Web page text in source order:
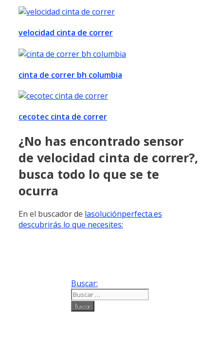
velocidad cinta de correr
cinta de correr bh columbia
cecotec cinta de correr
¿No has encontrado sensor
de velocidad cinta de correr?,
busca todo lo que se te
ocurra
En el buscador de lasoluciónperfecta.es
descubrirás lo que necesites:
Buscar: